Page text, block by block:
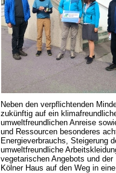
Neben den verpflichtenden
zukünftig auf ein
umweltfreundlichen Anreise
und Ressourcen besonderes
Energieverbrauchs, Steigerung
umweltfreundliche
vegetarischen Angebots und
Kölner Haus auf den Weg in